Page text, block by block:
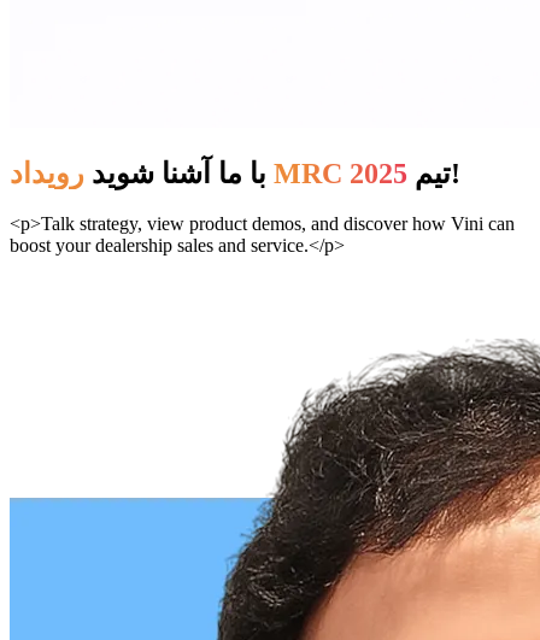
با ما آشنا شوید رویداد MRC 2025 تیم!
<p>Talk strategy, view product demos, and discover how Vini can
boost your dealership sales and service.</p>